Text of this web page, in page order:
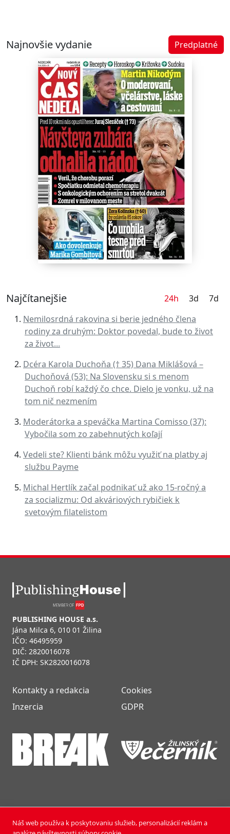
Najnovšie vydanie Predplatné
Najčítanejšie 24h 3d
7d
Nemilosrdná rakovina si berie jedného člena
rodiny za druhým: Doktor povedal, bude to život
za život...
Dcéra Karola Duchoňa († 35) Dana Miklášová –
Duchoňová (53): Na Slovensku si s menom
Duchoň robí každý čo chce. Dielo je vonku, už na
tom nič nezmením
Moderátorka a speváčka Martina Comisso (37):
Vybočila som zo zabehnutých koľají
Vedeli ste? Klienti bánk môžu využiť na platby aj
službu Payme
Michal Hertlík začal podnikať už ako 15-ročný a
za socializmu: Od akváriových rybičiek k
svetovým filatelistom
PUBLISHING HOUSE a.s.
Jána Milca 6, 010 01 Žilina
IČO: 46495959
DIČ: 2820016078
IČ DPH: SK2820016078
Kontakty a redakcia
Inzercia
Cookies
GDPR
NOVÝ ČAS NEDEĽA © 2024 | PUBLISHING HOUSE, a.s.,
Náš web používa k poskytovaniu služieb, personalizácií reklám a